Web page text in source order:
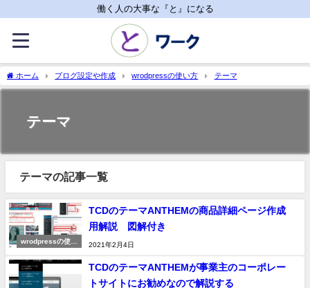
働く人の大事な『と』になる
ホーム ブログ設定や作成 wrodpressの使い方 テーマ
テーマ
テーマの記事一覧
wrodpressの使い
TCDのテーマANTHEMの商品詳細ページ作成
用解説 図解付き
2021年2月4日
TCDのテーマANTHEMが事業主のコーポレー
トサイトにお勧めなので解説する